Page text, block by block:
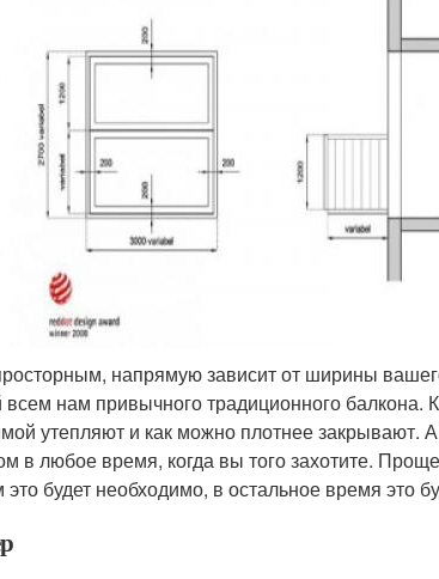
напрямую зависит от ширины
всем нам привычного традиционного балкона.
утепляют и как можно плотнее закрывают.
в любое время, когда вы того захотите.
это будет необходимо, в остальное время это